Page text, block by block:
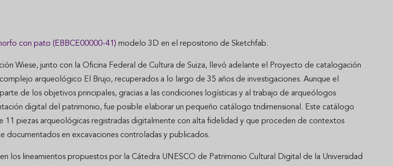
con pato (EBBCE00000-41) modelo 3D en el repositorio de Sketchfab.
Wiese, junto con la Oficina Federal de Cultura de Suiza, llevó adelante el Proyecto de catalogación
arqueológico El Brujo, recuperados a lo largo de 35 años de investigaciones. Aunque el
de los objetivos principales, gracias a las condiciones logísticas y al trabajo de arqueólogos
digital del patrimonio, fue posible elaborar un pequeño catálogo tridimensional. Este catálogo
11 piezas arqueológicas registradas digitalmente con alta fidelidad y que proceden de contextos
documentados en excavaciones controladas y publicados.
en los lineamientos propuestos por la Cátedra UNESCO de Patrimonio Cultural Digital de la Universidad